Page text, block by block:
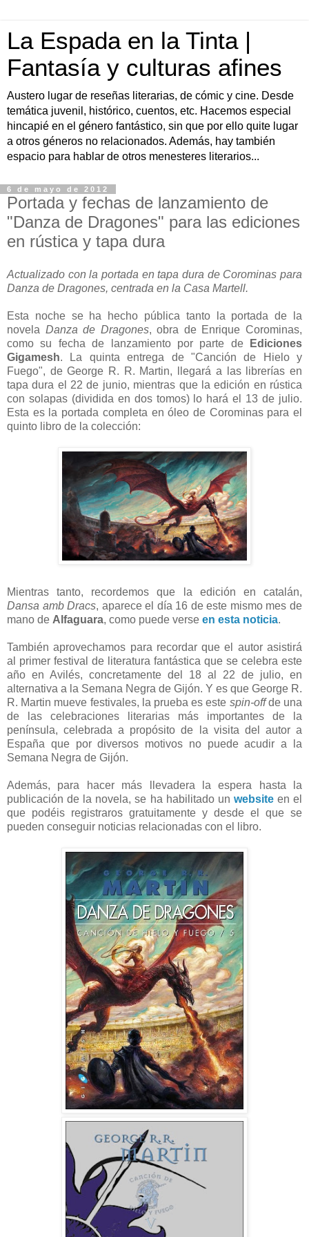
La Espada en la Tinta |
Fantasía y culturas afines
Austero lugar de reseñas literarias, de cómic y cine. Desde
temática juvenil, histórico, cuentos, etc. Hacemos especial
hincapié en el género fantástico, sin que por ello quite lugar
a otros géneros no relacionados. Además, hay también
espacio para hablar de otros menesteres literarios...
6 de mayo de 2012
Portada y fechas de lanzamiento de
"Danza de Dragones" para las ediciones
en rústica y tapa dura
Actualizado con la portada en tapa dura de Corominas para
Danza de Dragones, centrada en la Casa Martell.
Esta noche se ha hecho pública tanto la portada de la
novela Danza de Dragones, obra de Enrique Corominas,
como su fecha de lanzamiento por parte de
Ediciones
Gigamesh. La quinta entrega de "Canción de Hielo y
Fuego", de George R. R. Martin, llegará a las librerías en
tapa dura el 22 de junio, mientras que la edición en rústica
con solapas (dividida en dos tomos) lo hará el 13 de julio.
Esta es la portada completa en óleo de Corominas para el
quinto libro de la colección:
Mientras tanto, recordemos que la edición en catalán,
Dansa amb Dracs, aparece el día 16 de este mismo mes de
mano de Alfaguara, como puede verse en esta noticia.
También aprovechamos para recordar que el autor asistirá
al primer festival de literatura fantástica que se celebra este
año en Avilés, concretamente del 18 al 22 de julio, en
alternativa a la Semana Negra de Gijón. Y es que George R.
R. Martin mueve festivales, la prueba es este spin-offde una
de las celebraciones literarias más importantes de la
península, celebrada a propósito de la visita del autor a
España que por diversos motivos no puede acudir a la
Semana Negra de Gijón.
Además, para hacer más llevadera la espera hasta la
publicación de la novela, se ha habilitado un websiteen el
que podéis registraros gratuitamente y desde el que se
pueden conseguir noticias relacionadas con el libro.